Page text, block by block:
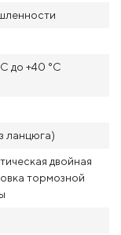
до +40 °С
ланцюга)
двойная
тормозной